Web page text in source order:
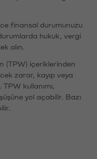
finansal durumunuzu
hukuk, vergi
alın.
(TPW) içeriklerinden
zarar, kayıp veya
kullanımı,
yol açabilir. Bazı